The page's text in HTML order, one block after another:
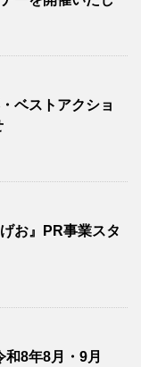
ベストアクショ
お』PR事業スタ
和8年8月・9月